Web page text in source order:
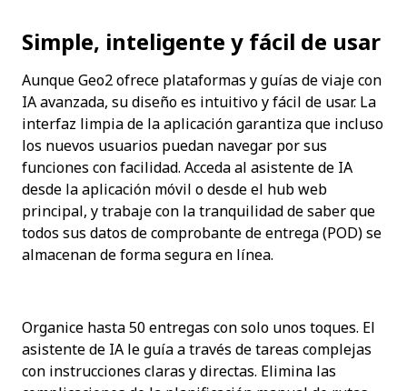
Simple, inteligente y fácil de usar
Aunque Geo2 ofrece plataformas y guías de viaje con
IA avanzada, su diseño es intuitivo y fácil de usar. La
interfaz limpia de la aplicación garantiza que incluso
los nuevos usuarios puedan navegar por sus
funciones con facilidad. Acceda al asistente de IA
desde la aplicación móvil o desde el hub web
principal, y trabaje con la tranquilidad de saber que
todos sus datos de comprobante de entrega (POD) se
almacenan de forma segura en línea.
Organice hasta 50 entregas con solo unos toques. El
asistente de IA le guía a través de tareas complejas
con instrucciones claras y directas. Elimina las